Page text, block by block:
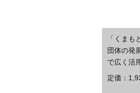
「くま
団体の発
で広く活
定価：